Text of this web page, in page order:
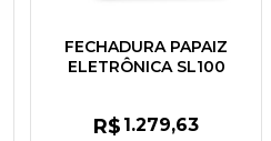
FECHADURA PAPAIZ
ELETRÔNICA SL100
R$ 1.279,63